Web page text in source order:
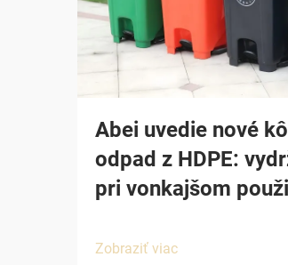
Abei uvedie nové
odpad z HDPE:
pri vonkajšom
Zobraziť viac